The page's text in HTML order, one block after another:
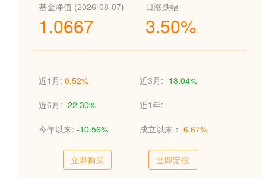
基金净值 (2026-08-07)
1.0667
日涨跌幅
3.50%
近1月: 0.52% 近3月: -18.04%
近6月: -22.30% 近1年: --
今年以来: -10.56% 成立以来： 6.67%
立即购买 立即定投